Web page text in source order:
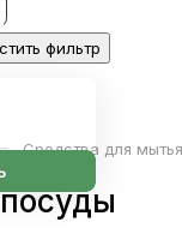
фильтр
– Средства для